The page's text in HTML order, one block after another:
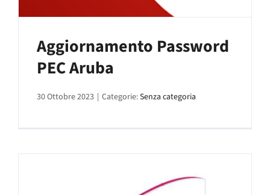
Aggiornamento Password
PEC Aruba
30 Ottobre 2023 | Categorie:Senza categoria